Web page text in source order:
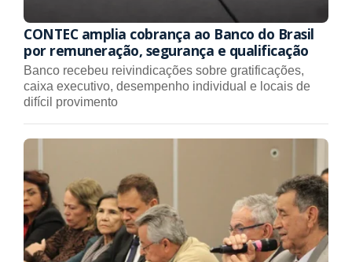
CONTEC amplia cobrança ao Banco do Brasil
por remuneração, segurança e qualificação
Banco recebeu reivindicações sobre gratificações,
caixa executivo, desempenho individual e locais de
difícil provimento